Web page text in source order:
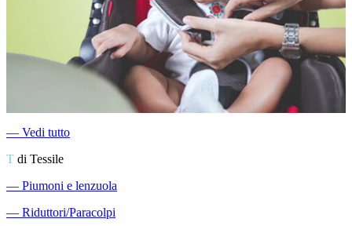
― Vedi tutto
T di Tessile
― Piumoni e lenzuola
― Riduttori/Paracolpi